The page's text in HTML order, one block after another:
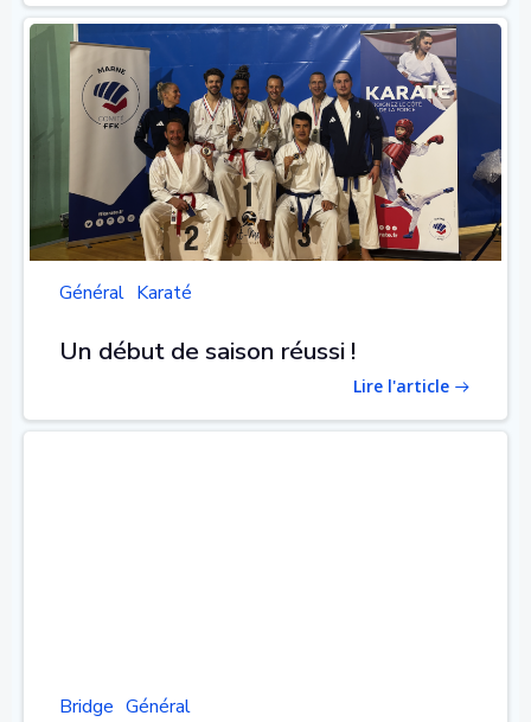
Général Karaté
Un début de saison réussi !
Lire l'article
Bridge Général